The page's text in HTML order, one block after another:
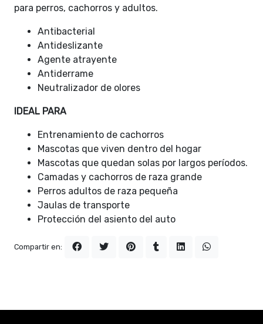
para perros, cachorros y adultos.
Antibacterial
Antideslizante
Agente atrayente
Antiderrame
Neutralizador de olores
IDEAL PARA
Entrenamiento de cachorros
Mascotas que viven dentro del hogar
Mascotas que quedan solas por largos períodos.
Camadas y cachorros de raza grande
Perros adultos de raza pequeña
Jaulas de transporte
Protección del asiento del auto
Compartir en: